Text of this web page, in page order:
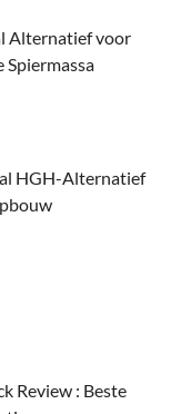
Alternatief voor
HGH-Alternatief
Review : Beste